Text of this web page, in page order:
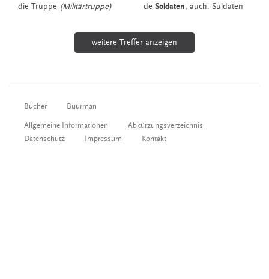
die Truppe (Militärtruppe) de Soldaten, auch: Suldaten
weitere Treffer anzeigen
Bücher Buurman
Allgemeine Informationen
Abkürzungsverzeichnis
Datenschutz
Impressum Kontakt